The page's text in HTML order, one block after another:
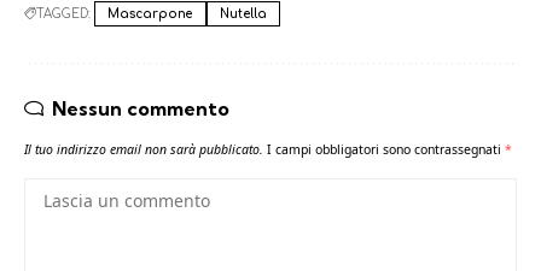
TAGGED: Mascarpone Nutella
Nessun commento
Il tuo indirizzo email non sarà pubblicato. I campi obbligatori sono contrassegnati *